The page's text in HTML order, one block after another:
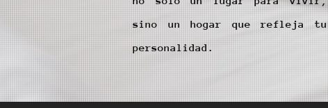
sino un hogar que refleja tu
personalidad.